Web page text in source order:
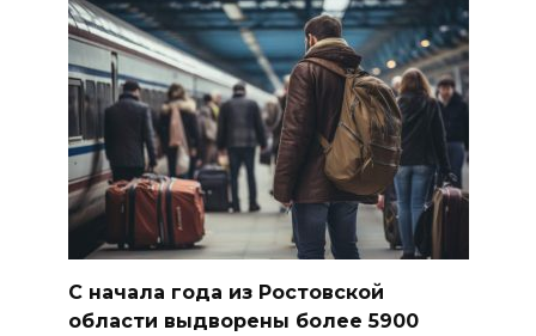
С начала года из Ростовской
области выдворены более 5900